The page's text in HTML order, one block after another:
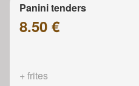
Panini tenders
8.50 €
+ frites